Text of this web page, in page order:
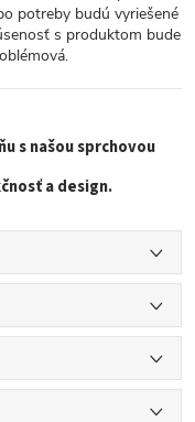
potreby budú vyriešené
s produktom bude
s našou sprchovou
a design.